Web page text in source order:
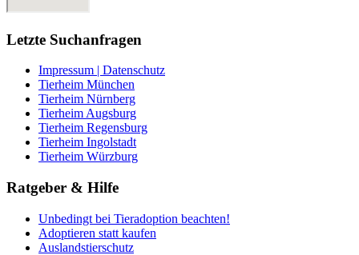
Letzte Suchanfragen
Impressum | Datenschutz
Tierheim München
Tierheim Nürnberg
Tierheim Augsburg
Tierheim Regensburg
Tierheim Ingolstadt
Tierheim Würzburg
Ratgeber & Hilfe
Unbedingt bei Tieradoption beachten!
Adoptieren statt kaufen
Auslandstierschutz